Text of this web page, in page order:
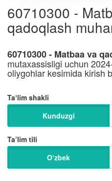
60710300 -
qadoqlash
60710300 - Matbaa va
mutaxassisligi uchun
oliygohlar kesimida kirish
Taʼlim shakli
Kunduzgi
Ta’lim tili
O‘zbek